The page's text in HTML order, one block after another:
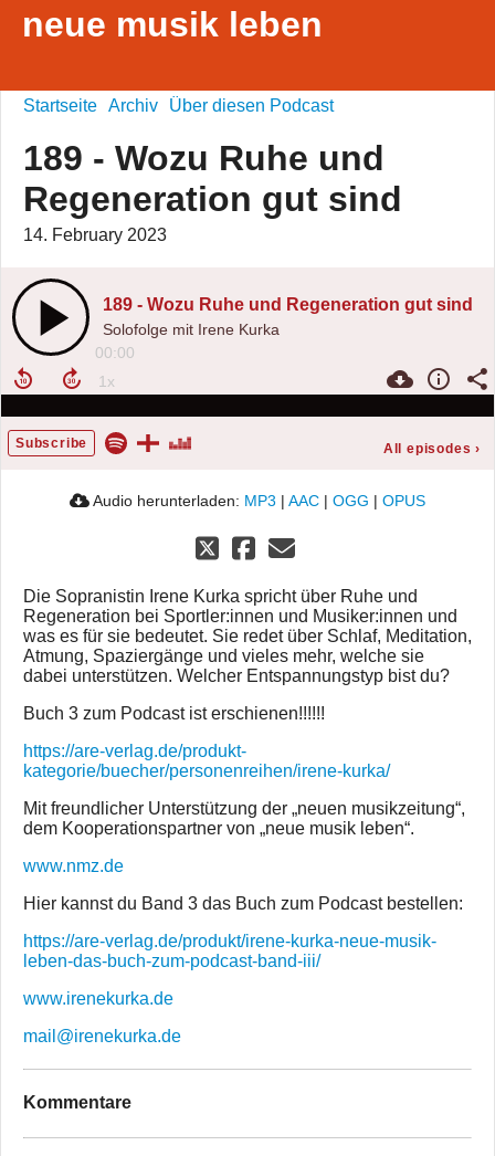
neue musik leben
Startseite Archiv Über diesen Podcast
189 - Wozu Ruhe und
Regeneration gut sind
14. February 2023
189 - Wozu Ruhe und Regeneration gut sind
Solofolge mit Irene Kurka
00:00
Subscribe All episodes ›
Audio herunterladen: MP3 | AAC | OGG | OPUS
Die Sopranistin Irene Kurka spricht über Ruhe und
Regeneration bei Sportler:innen und Musiker:innen und
was es für sie bedeutet. Sie redet über Schlaf, Meditation,
Atmung, Spaziergänge und vieles mehr, welche sie
dabei unterstützen. Welcher Entspannungstyp bist du?
Buch 3 zum Podcast ist erschienen!!!!!!
https://are-verlag.de/produkt-
kategorie/buecher/personenreihen/irene-kurka/
Mit freundlicher Unterstützung der „neuen musikzeitung“,
dem Kooperationspartner von „neue musik leben“.
www.nmz.de
Hier kannst du Band 3 das Buch zum Podcast bestellen:
https://are-verlag.de/produkt/irene-kurka-neue-musik-
leben-das-buch-zum-podcast-band-iii/
www.irenekurka.de
mail@irenekurka.de
Kommentare